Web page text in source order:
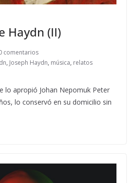
Haydn (II)
comentarios
, Joseph Haydn, música, relatos
lo apropió Johan Nepomuk Peter
lo conservó en su domicilio sin